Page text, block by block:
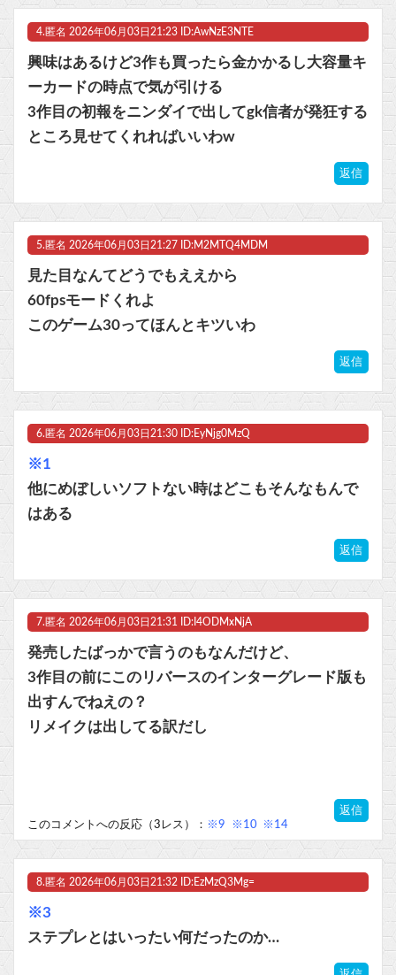
4. 匿名 2026年06月03日21:23 ID:AwNzE3NTE
興味はあるけど3作も買ったら金かかるし大容量キ
ーカードの時点で気が引ける
3作目の初報をニンダイで出してgk信者が発狂する
ところ見せてくれればいいわw
返信
5. 匿名 2026年06月03日21:27 ID:M2MTQ4MDM
見た目なんてどうでもええから
60fpsモードくれよ
このゲーム30ってほんとキツいわ
返信
6. 匿名 2026年06月03日21:30 ID:EyNjg0MzQ
※1
他にめぼしいソフトない時はどこもそんなもんで
はある
返信
7. 匿名 2026年06月03日21:31 ID:I4ODMxNjA
発売したばっかで言うのもなんだけど、
3作目の前にこのリバースのインターグレード版も
出すんでねえの？
リメイクは出してる訳だし
返信
このコメントへの反応（3レス）： ※9 ※10 ※14
8. 匿名 2026年06月03日21:32 ID:EzMzQ3Mg=
※3
ステプレとはいったい何だったのか…